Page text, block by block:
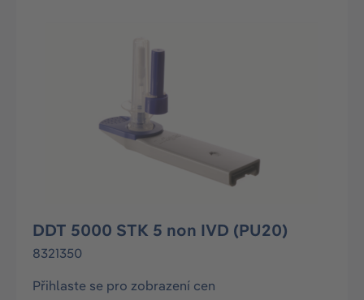
DDT 5000 STK 5 non IVD (PU20)
8321350
Přihlaste se pro zobrazení cen